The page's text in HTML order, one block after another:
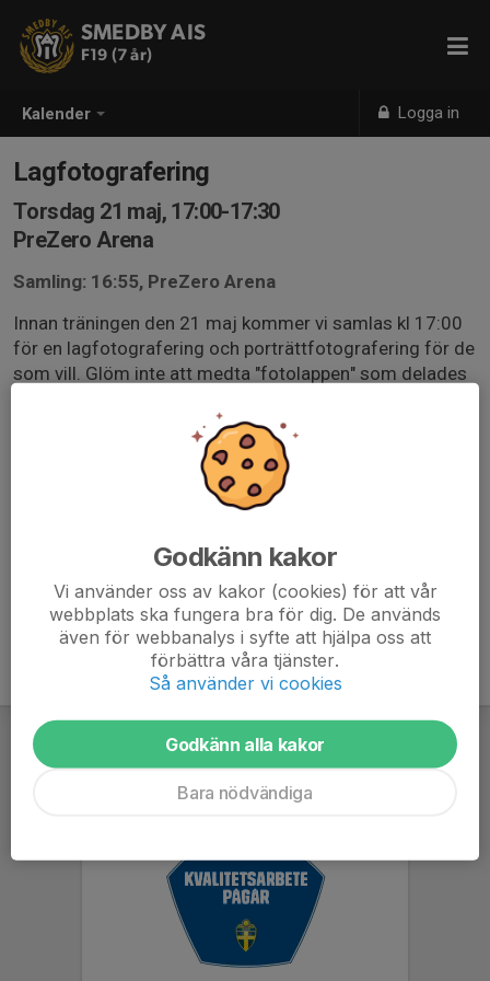
Kalender Logga in
SMEDBY AIS
F19 (7 år)
Lagfotografering
Torsdag 21 maj, 17:00-17:30
PreZero Arena
Samling: 16:55, PreZero Arena
Innan träningen den 21 maj kommer vi samlas kl 17:00
för en lagfotografering och porträttfotografering för de
som vill. Glöm inte att medta "fotolappen" som delades
möjlighet att få en ny på plats.
På fotograferingen kommer tjejerna få låna matchtröjor
att ha på sig. Har man svarta shorts/byxor och eller
Godkänn kakor
Vi använder oss av kakor (cookies) för att vår
webbplats ska fungera bra för dig. De används
även för webbanalys i syfte att hjälpa oss att
förbättra våra tjänster.
Så använder vi cookies
Godkänn alla kakor
Bara nödvändiga